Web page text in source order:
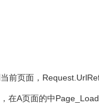
前页面，
在A页面的中